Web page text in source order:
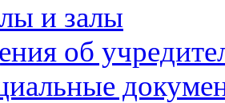
и залы
об